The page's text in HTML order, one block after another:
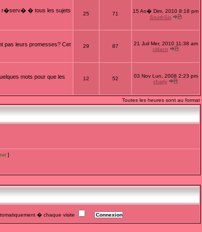
r�serv� � tous les sujets
25 71
15 Ao� Dim, 2010 8:18 pm
SouthSis
pas leurs promesses? Cet
29 87
21 Juil Mer, 2010 11:38 am
cldaco
mots pour que les
12 52
03 Nov Lun, 2008 2:23 pm
charly
Toutes les heures sont au format
]
� chaque visite